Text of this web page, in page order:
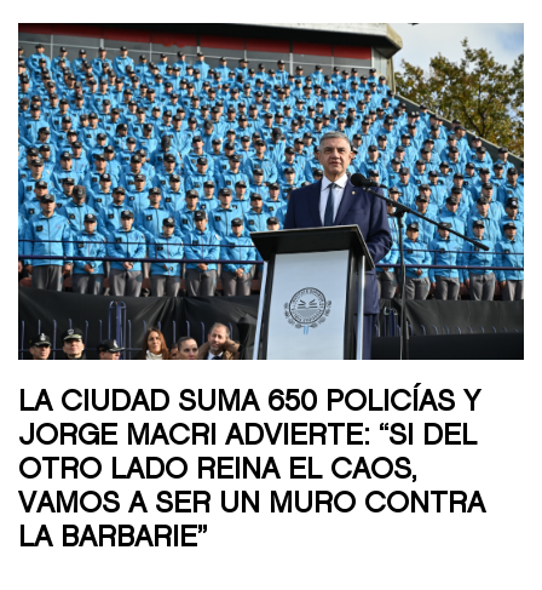
LA CIUDAD SUMA 650 POLICÍAS Y
JORGE MACRI ADVIERTE: “SI DEL
OTRO LADO REINA EL CAOS,
VAMOS A SER UN MURO CONTRA
LA BARBARIE”